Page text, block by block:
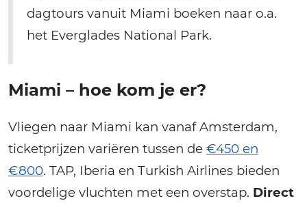
dagtours vanuit Miami boeken naar o.a.
het Everglades National Park.
Miami – hoe kom je er?
Vliegen naar Miami kan vanaf Amsterdam,
ticketprijzen variëren tussen de €450 en
€800. TAP, Iberia en Turkish Airlines bieden
voordelige vluchten met een overstap. Direct